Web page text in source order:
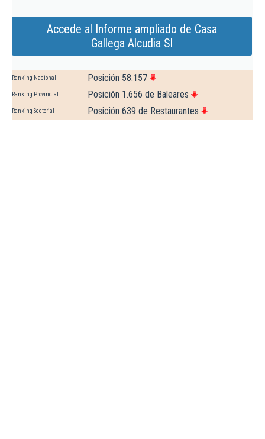
Accede al Informe ampliado de Casa
Gallega Alcudia Sl
Ranking Nacional Posición 58.157
Ranking Provincial Posición 1.656 de Baleares
Ranking Sectorial Posición 639 de Restaurantes